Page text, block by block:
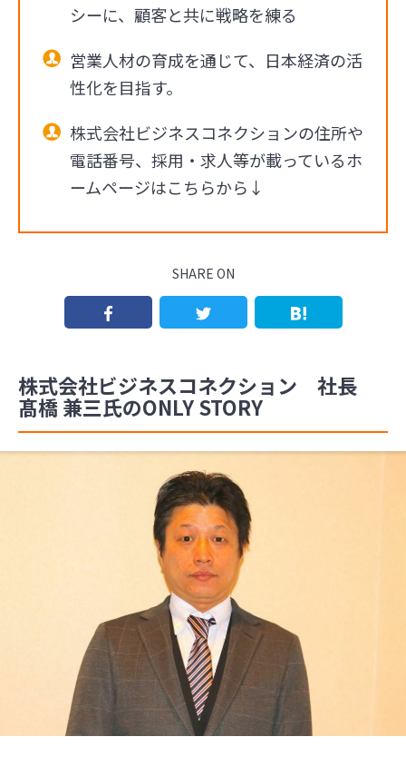
シーに、顧客と共に戦略を練る
営業人材の育成を通じて、日本経済の活
性化を目指す。
株式会社ビジネスコネクションの住所や
電話番号、採用・求人等が載っているホ
ームページはこちらから↓
SHARE ON
株式会社ビジネスコネクション 社長
髙橋 兼三氏のONLY STORY